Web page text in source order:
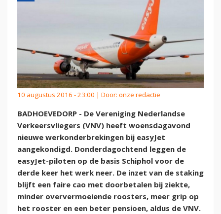
10 augustus 2016 - 23:00 | Door: onze redactie
BADHOEVEDORP - De Vereniging Nederlandse
Verkeersvliegers (VNV) heeft woensdagavond
nieuwe werkonderbrekingen bij easyJet
aangekondigd. Donderdagochtend leggen de
easyJet-piloten op de basis Schiphol voor de
derde keer het werk neer. De inzet van de staking
blijft een faire cao met doorbetalen bij ziekte,
minder oververmoeiende roosters, meer grip op
het rooster en een beter pensioen, aldus de VNV.